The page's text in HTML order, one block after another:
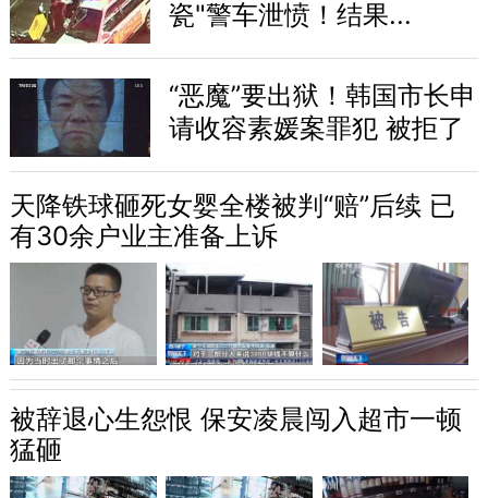
瓷"警车泄愤！结果...
“恶魔”要出狱！韩国市长申
请收容素媛案罪犯 被拒了
天降铁球砸死女婴全楼被判“赔”后续 已
有30余户业主准备上诉
被辞退心生怨恨 保安凌晨闯入超市一顿
猛砸